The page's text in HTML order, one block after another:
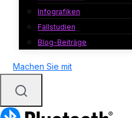
Infografiken
Fallstudien
Blog-Beiträge
Machen Sie mit